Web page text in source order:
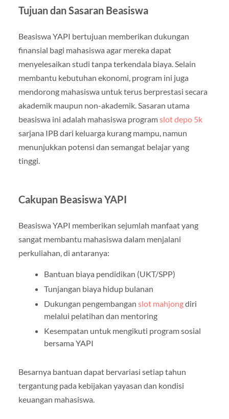
Tujuan dan Sasaran Beasiswa
Beasiswa YAPI bertujuan memberikan dukungan
finansial bagi mahasiswa agar mereka dapat
menyelesaikan studi tanpa terkendala biaya. Selain
membantu kebutuhan ekonomi, program ini juga
mendorong mahasiswa untuk terus berprestasi secara
akademik maupun non-akademik. Sasaran utama
beasiswa ini adalah mahasiswa programslot depo 5k
sarjana IPB dari keluarga kurang mampu, namun
menunjukkan potensi dan semangat belajar yang
tinggi.
Cakupan Beasiswa YAPI
Beasiswa YAPI memberikan sejumlah manfaat yang
sangat membantu mahasiswa dalam menjalani
perkuliahan, di antaranya:
Bantuan biaya pendidikan (UKT/SPP)
Tunjangan biaya hidup bulanan
Dukungan pengembangan slot mahjongdiri
melalui pelatihan dan mentoring
Kesempatan untuk mengikuti program sosial
bersama YAPI
Besarnya bantuan dapat bervariasi setiap tahun
tergantung pada kebijakan yayasan dan kondisi
keuangan mahasiswa.